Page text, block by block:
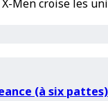
Men croise les
(à six